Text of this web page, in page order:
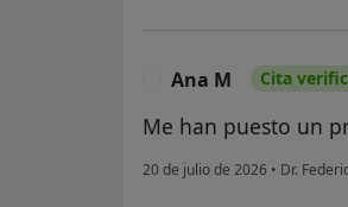
Ana M Cita
Me han puesto un
20 de julio de 2026 • Dr.